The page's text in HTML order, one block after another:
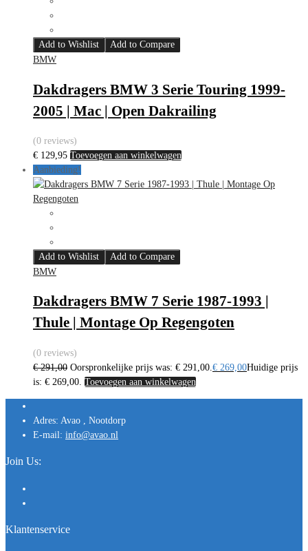
Add to Wishlist
Add to Compare
BMW
Dakdragers BMW 3 Serie Touring 1999-
2005 | Mac | Open Dakrailing
(0 reviews)
€ 129,95 Toevoegen aan winkelwagen
Aanbieding!
Add to Wishlist
Add to Compare
BMW
Dakdragers BMW 7 Serie 1987-1993 |
Thule | Montage Op Regengoten
(0 reviews)
€291,00 Oorspronkelijke prijs was: € 291,00. € 269,00Huidige prijs
is: € 269,00. Toevoegen aan winkelwagen
Adres: Avao , Nootdorp
E-mail: info@avao.nl
Join Us:
Klantenservice